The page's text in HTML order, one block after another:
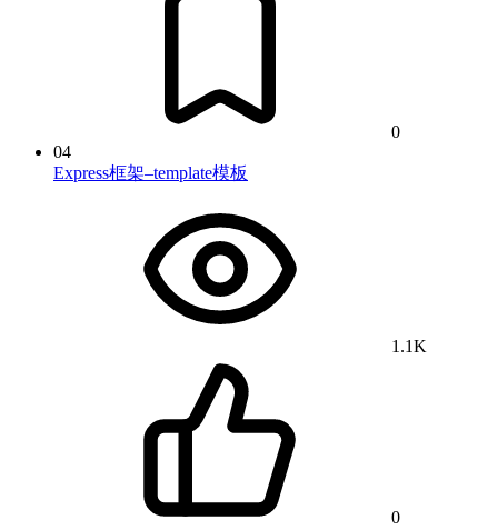
0
04
Express框架–template模板
1.1K
0